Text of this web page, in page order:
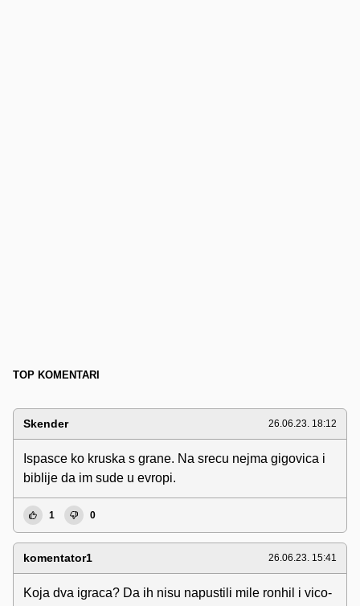
TOP KOMENTARI
Skender 26.06.23. 18:12
Ispasce ko kruska s grane. Na srecu nejma gigovica i
biblije da im sude u evropi.
1 0
komentator1 26.06.23. 15:41
Koja dva igraca? Da ih nisu napustili mile ronhil i vico-